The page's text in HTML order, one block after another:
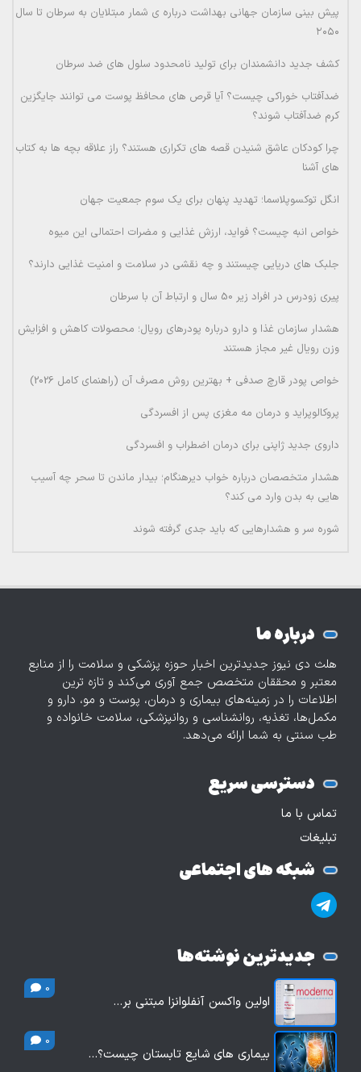
پیش بینی سازمان جهانی بهداشت درباره ی شمار مبتلایان به سرطان تا سال
۲۰۵۰
کشف جدید دانشمندان برای تولید نامحدود سلول های ضد سرطان
ضدآفتاب خوراکی چیست؟ آیا قرص های محافظ پوست می توانند جایگزین
کرم ضدآفتاب شوند؟
چرا کودکان عاشق شنیدن قصه های تکراری هستند؟ راز علاقه بچه ها به کتاب
های آشنا
انگل توکسوپلاسما؛ تهدید پنهان برای یک سوم جمعیت جهان
خواص انبه چیست؟ فواید، ارزش غذایی و مضرات احتمالی این میوه
جلبک های دریایی چیستند و چه نقشی در سلامت و امنیت غذایی دارند؟
پیری زودرس در افراد زیر 50 سال و ارتباط آن با سرطان
هشدار سازمان غذا و دارو درباره پودرهای رویال؛ محصولات کاهش و افزایش
وزن رویال غیر مجاز هستند
خواص پودر قارچ صدفی + بهترین روش مصرف آن (راهنمای کامل 2026)
پروکالوپراید و درمان مه مغزی پس از افسردگی
داروی جدید ژاپنی برای درمان اضطراب و افسردگی
هشدار متخصصان درباره خواب دیرهنگام؛ بیدار ماندن تا سحر چه آسیب
هایی به بدن وارد می کند؟
شوره سر و هشدارهایی که باید جدی گرفته شوند
درباره ما
هلث دی نیوز جدیدترین اخبار حوزه پزشکی و سلامت را از منابع
معتبر و محققان متخصص جمع آوری می‌کند و تازه‌ ترین
اطلاعات را در زمینه‌های بیماری و درمان، پوست و مو، دارو و
مکمل‌ها، تغذیه، روانشناسی و روانپزشکی، سلامت خانواده و
طب سنتی به شما ارائه می‌دهد.
دسترسی سریع
تماس با ما
تبلیغات
شبکه های اجتماعی
جدیدترین نوشته‌ها
اولین واکسن آنفلوانزا مبتنی بر…
0
بیماری های شایع تابستان چیست؟…
0